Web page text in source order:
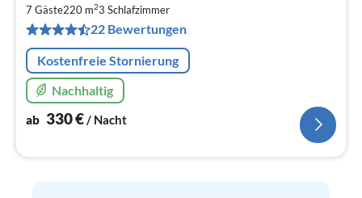
7 Gäste220 m23 Schlafzimmer
22 Bewertungen
Kostenfreie Stornierung
Nachhaltig
ab 330€/ Nacht